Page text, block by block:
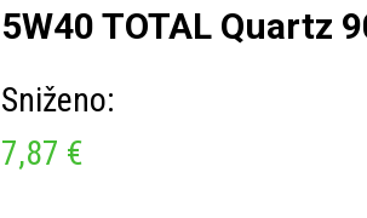
5W40 TOTAL Quartz
Sniženo:
7,87 €